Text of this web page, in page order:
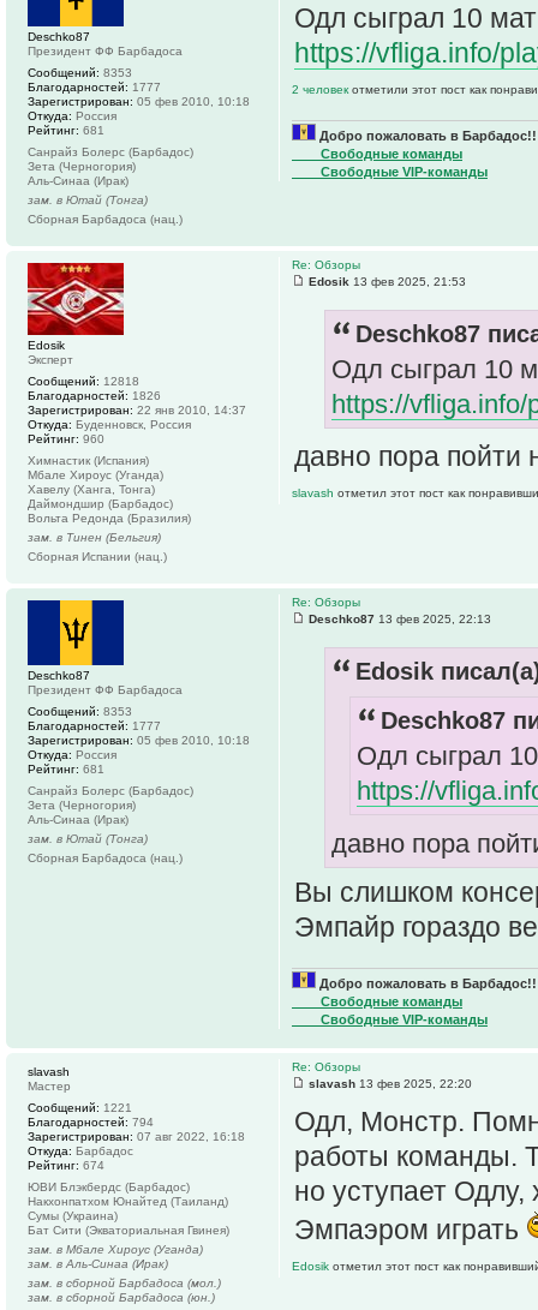
Одл сыграл 10
https://vfliga.info/
2 человек отметили этот пост как
Добро пожаловать в
____Свободные команды
____Свободные VIP-команды
Deschko87
Президент ФФ Барбадоса
Сообщений: 8353
Благодарностей: 1777
Зарегистрирован: 05 фев 2010, 10:18
Откуда: Россия
Рейтинг: 681
Санрайз Болерс (Барбадос)
Зета (Черногория)
Аль-Синаа (Ирак)
зам. в Ютай (Тонга)
Сборная Барбадоса (нац.)
Re: Обзоры
Edosik 13 фев 2025, 21:53
Deschko87
Одл сыграл 10
https://vfliga.info/
давно пора
slavash отметил этот пост как
Edosik
Эксперт
Сообщений: 12818
Благодарностей: 1826
Зарегистрирован: 22 янв 2010, 14:37
Откуда: Буденновск, Россия
Рейтинг: 960
Химнастик (Испания)
Мбале Хироус (Уганда)
Хавелу (Ханга, Тонга)
Даймондшир (Барбадос)
Вольта Редонда (Бразилия)
зам. в Тинен (Бельгия)
Сборная Испании (нац.)
Re: Обзоры
Deschko87 13 фев 2025, 22:13
Edosik
Deschko87
Одл сыграл
https://
давно пора
Вы слишком
Эмпайр гораздо
Добро пожаловать в
____Свободные команды
____Свободные VIP-команды
Deschko87
Президент ФФ Барбадоса
Сообщений: 8353
Благодарностей: 1777
Зарегистрирован: 05 фев 2010, 10:18
Откуда: Россия
Рейтинг: 681
Санрайз Болерс (Барбадос)
Зета (Черногория)
Аль-Синаа (Ирак)
зам. в Ютай (Тонга)
Сборная Барбадоса (нац.)
Re: Обзоры
slavash 13 фев 2025, 22:20
Одл, Монстр.
работы команды.
но уступает
Эмпаэром играть
Edosik отметил этот пост как
slavash
Мастер
Сообщений: 1221
Благодарностей: 794
Зарегистрирован: 07 авг 2022, 16:18
Откуда: Барбадос
Рейтинг: 674
ЮВИ Блэкбердс (Барбадос)
Накхонпатхом Юнайтед (Таиланд)
Сумы (Украина)
Бат Сити (Экваториальная Гвинея)
зам. в Мбале Хироус (Уганда)
зам. в Аль-Синаа (Ирак)
зам. в сборной Барбадоса (мол.)
зам. в сборной Барбадоса (юн.)